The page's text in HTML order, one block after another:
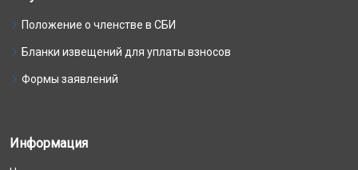
Положение о членстве в СБИ
Бланки извещений для уплаты взносов
Формы заявлений
Информация